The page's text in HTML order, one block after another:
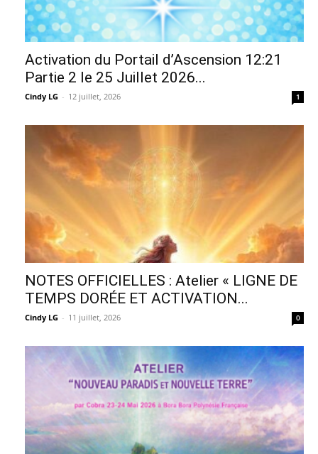
Activation du Portail d’Ascension 12:21
Partie 2 le 25 Juillet 2026...
Cindy LG - 12 juillet, 2026 1
NOTES OFFICIELLES : Atelier « LIGNE DE
TEMPS DORÉE ET ACTIVATION...
Cindy LG - 11 juillet, 2026 0